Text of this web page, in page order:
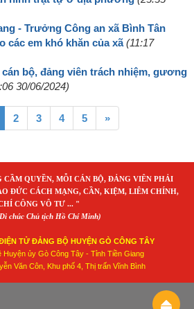
- Trưởng Công an xã Bình Tân
các em khó khăn của xã (11:17
bộ, đảng viên trách nhiệm, gương
30/06/2024)
2 3 4 5 »
QUYỀN, MỖI CÁN BỘ, ĐẢNG VIÊN PHẢI
ĐỨC CÁCH MẠNG, CẦN, KIỆM, LIÊM CHÍNH,
CÔNG VÔ TƯ ... "
chúc Chủ tịch Hồ Chí Minh)
TỬ ĐẢNG BỘ HUYỆN GÒ CÔNG TÂY
Huyện ủy Gò Công Tây - Tỉnh Tiền Giang
Văn Côn, Khu phố 4, Thị trấn Vĩnh Bình